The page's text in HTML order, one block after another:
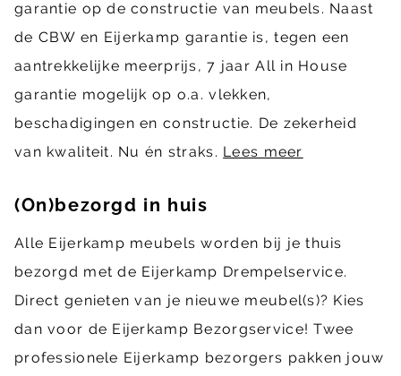
garantie op de constructie van meubels. Naast
de CBW en Eijerkamp garantie is, tegen een
aantrekkelijke meerprijs, 7 jaar All in House
garantie mogelijk op o.a. vlekken,
beschadigingen en constructie. De zekerheid
van kwaliteit. Nu én straks. Lees meer
(On)bezorgd in huis
Alle Eijerkamp meubels worden bij je thuis
bezorgd met de Eijerkamp Drempelservice.
Direct genieten van je nieuwe meubel(s)? Kies
dan voor de Eijerkamp Bezorgservice! Twee
professionele Eijerkamp bezorgers pakken jouw